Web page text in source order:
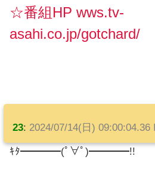
☆番組HP wws.tv-
asahi.co.jp/gotchard/
23: 2024/07/14(日) 09:00:04.36
ｷﾀ━━━━(ﾟ∀ﾟ)━━━━!!